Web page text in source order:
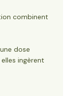
combinent
dose
ingèrent